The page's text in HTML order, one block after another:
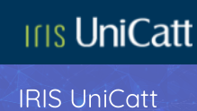
IRIS UniCatt